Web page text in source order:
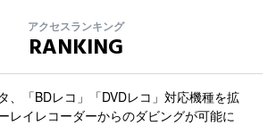
アクセスランキング
RANKING
、「BDレコ」「DVDレコ」対応機種を拡
レイレコーダーからのダビングが可能に